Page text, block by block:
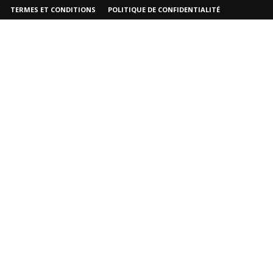
TERMES ET CONDITIONS POLITIQUE DE CONFIDENTIALITÉ